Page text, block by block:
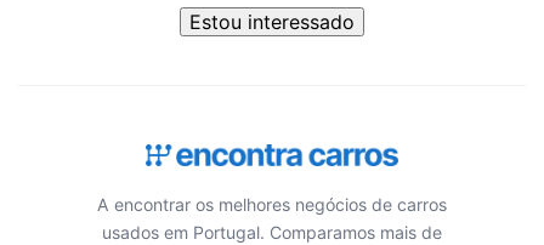
Estou interessado
A encontrar os melhores negócios de carros
usados em Portugal. Comparamos mais de